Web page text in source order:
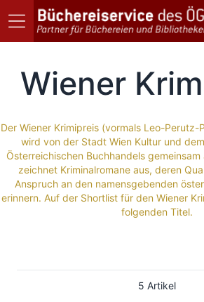
Wiener
Der Wiener Krimipreis (vormals Leo-Perutz-
wird von der Stadt Wien Kultur und
Österreichischen Buchhandels
zeichnet Kriminalromane aus, deren
Anspruch an den namensgebenden
erinnern. Auf der Shortlist für den Wiener
folgenden Titel.
5 Artikel